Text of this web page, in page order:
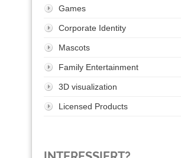
Games
Corporate Identity
Mascots
Family Entertainment
3D visualization
Licensed Products